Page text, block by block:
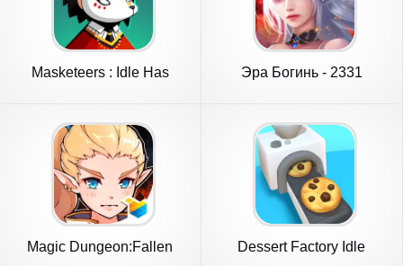
Masketeers : Idle Has
Эра Богинь - 2331
Magic Dungeon:Fallen
Dessert Factory Idle